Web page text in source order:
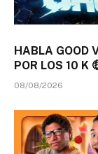
HABLA GOOD
POR LOS 10 K
08/08/2026